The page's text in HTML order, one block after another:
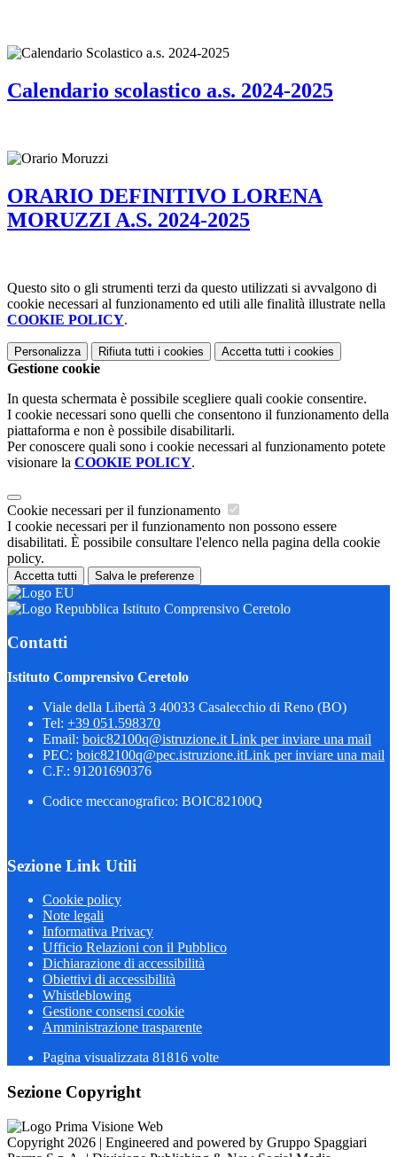
Calendario scolastico a.s. 2024-2025
ORARIO DEFINITIVO LORENA
MORUZZI A.S. 2024-2025
Questo sito o gli strumenti terzi da questo utilizzati si avvalgono di
cookie necessari al funzionamento ed utili alle finalità illustrate nella
COOKIE POLICY.
Personalizza Rifiuta tutti i cookies Accetta tutti i cookies
Gestione cookie
In questa schermata è possibile scegliere quali cookie consentire.
I cookie necessari sono quelli che consentono il funzionamento della
piattaforma e non è possibile disabilitarli.
Per conoscere quali sono i cookie necessari al funzionamento potete
visionare la COOKIE POLICY.
Cookie necessari per il funzionamento
I cookie necessari per il funzionamento non possono essere
disabilitati. È possibile consultare l'elenco nella pagina della cookie
policy.
Accetta tutti Salva le preferenze
Istituto Comprensivo Ceretolo
Contatti
Istituto Comprensivo Ceretolo
Viale della Libertà 3 40033 Casalecchio di Reno (BO)
Tel: +39 051.598370
Email: boic82100q@istruzione.it Link per inviare una mail
PEC: boic82100q@pec.istruzione.itLink per inviare una mail
C.F.: 91201690376
Codice meccanografico: BOIC82100Q
Sezione Link Utili
Cookie policy
Note legali
Informativa Privacy
Ufficio Relazioni con il Pubblico
Dichiarazione di accessibilità
Obiettivi di accessibilità
Whistleblowing
Gestione consensi cookie
Amministrazione trasparente
Pagina visualizzata 81816 volte
Sezione Copyright
Copyright 2026 | Engineered and powered by Gruppo Spaggiari